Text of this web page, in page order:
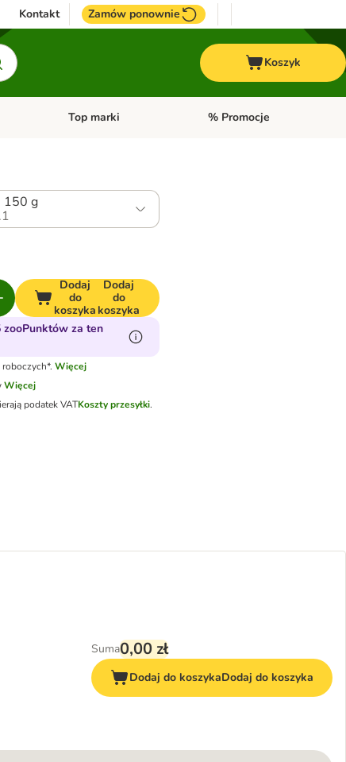
Kontakt Zamów ponownie
Koszyk
kategorii: PtakiOtwórz menu kategorii: Konie
Top marki Otwórz menu kategorii: Top
% Promocje
150 g
Dodaj
do
koszyka
Dodaj
do
koszyka
zooPunktów za ten
Więcej
Więcej
podatek VATKoszty przesyłki.
Suma0,00 zł
Dodaj do koszykaDodaj do koszyka